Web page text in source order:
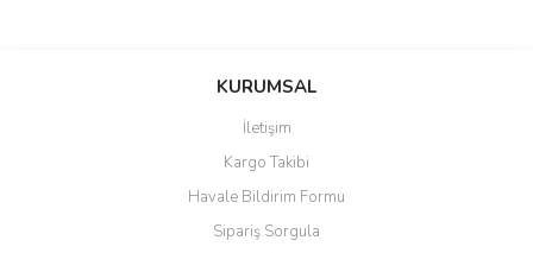
Bu ürüne ilk yorumu siz yapın!
Ürün resmi kalitesiz, bozuk veya görüntülenemiyor.
Ürün açıklamasında eksik bilgiler bulunuyor.
Ürün bilgilerinde hatalar bulunuyor.
KURUMSAL
İletişim
Kargo Takibi
Havale Bildirim Formu
Sipariş Sorgula